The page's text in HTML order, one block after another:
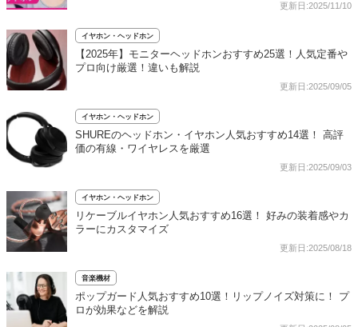
更新日:2025/11/10
イヤホン・ヘッドホン
【2025年】モニターヘッドホンおすすめ25選！人気定番や
プロ向け厳選！違いも解説
更新日:2025/09/05
イヤホン・ヘッドホン
SHUREのヘッドホン・イヤホン人気おすすめ14選！ 高評
価の有線・ワイヤレスを厳選
更新日:2025/09/03
イヤホン・ヘッドホン
リケーブルイヤホン人気おすすめ16選！ 好みの装着感やカ
ラーにカスタマイズ
更新日:2025/08/18
音楽機材
ポップガード人気おすすめ10選！リップノイズ対策に！ プ
ロが効果などを解説